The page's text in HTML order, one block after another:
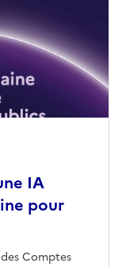
IA
pour
Comptes